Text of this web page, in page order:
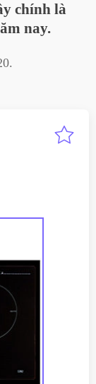
chính là
nay.
.